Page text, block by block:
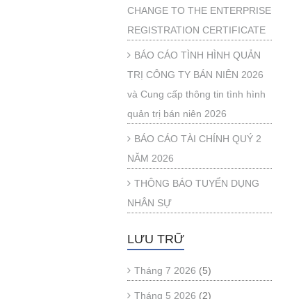
CHANGE TO THE ENTERPRISE
REGISTRATION CERTIFICATE
BÁO CÁO TÌNH HÌNH QUẢN
TRỊ CÔNG TY BÁN NIÊN 2026
và Cung cấp thông tin tình hình
quản trị bán niên 2026
BÁO CÁO TÀI CHÍNH QUÝ 2
NĂM 2026
THÔNG BÁO TUYỂN DỤNG
NHÂN SỰ
LƯU TRỮ
Tháng 7 2026 (5)
Tháng 5 2026 (2)